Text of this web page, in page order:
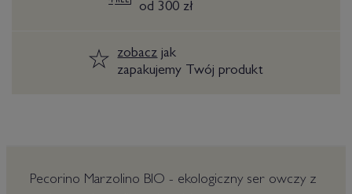
od 300 zł
zobaczjak
zapakujemy Twój produkt
Pecorino Marzolino BIO - ekologiczny ser owczy z